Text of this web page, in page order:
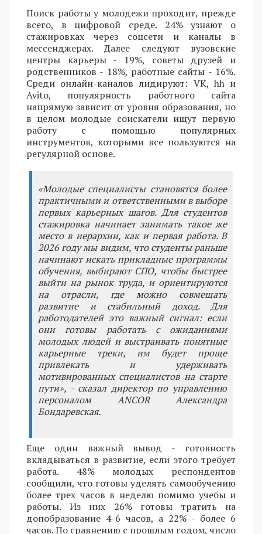
Поиск работы у молодежи проходит, прежде
всего, в цифровой среде. 24% узнают о
стажировках через соцсети и каналы в
мессенджерах. Далее следуют вузовские
центры карьеры - 19%, советы друзей и
родственников - 18%, работные сайты - 16%.
Среди онлайн-каналов лидируют: VK, hh и
Avito, популярность работного сайта
напрямую зависит от уровня образования, но
в целом молодые соискатели ищут первую
работу с помощью популярных
инструментов, которыми все пользуются на
регулярной основе.
«Молодые специалисты становятся более
практичными и ответственными в выборе
первых карьерных шагов. Для студентов
стажировка начинает занимать такое же
место в иерархии, как и первая работа. В
2026 году мы видим, что студенты раньше
начинают искать прикладные программы
обучения, выбирают СПО, чтобы быстрее
выйти на рынок труда, и ориентируются
на отрасли, где можно совмещать
развитие и стабильный доход. Для
работодателей это важный сигнал: если
они готовы работать с ожиданиями
молодых людей и выстраивать понятные
карьерные треки, им будет проще
привлекать и удерживать
мотивированных специалистов на старте
пути», - сказал директор по управлению
персоналом ANCOR Александра
Бондаревская.
Еще один важный вывод - готовность
вкладываться в развитие, если этого требует
работа. 48% молодых респондентов
сообщили, что готовы уделять самообучению
более трех часов в неделю помимо учебы и
работы. Из них 26% готовы тратить на
допобразование 4-6 часов, а 22% - более 6
часов. По сравнению с прошлым годом, число